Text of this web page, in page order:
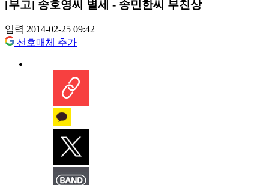
[부고] 송호영씨 별세 - 송민한씨 부친상
입력 2014-02-25 09:42
선호매체 추가